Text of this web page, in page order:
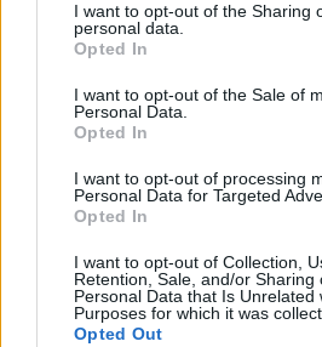
I want to opt-out of the Sharing
personal data.
Opted In
I want to opt-out of the Sale of
Personal Data.
Opted In
I want to opt-out of processing
Personal Data for Targeted
Opted In
I want to opt-out of Collection,
Retention, Sale, and/or Sharing
Personal Data that Is Unrelated
Purposes for which it was
Opted Out
ed una fantamedia pari a 5,8
grande lavoro in fase
non è solo questo:Allan
centro da destra
scorribande del brasiliano.
comunque, fantallenatori: i
li garantirà anche
dovesse andar male
un rene - in fase d'asta - per